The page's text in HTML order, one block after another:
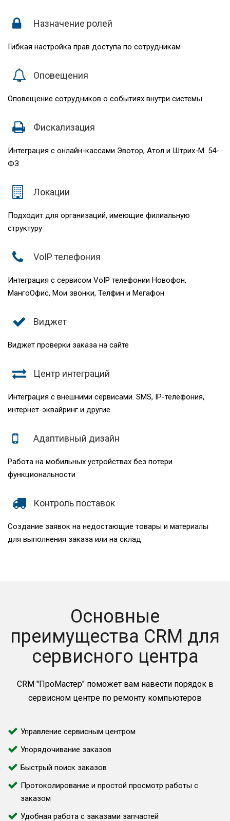
Назначение ролей
Гибкая настройка прав доступа по сотрудникам
Оповещения
Оповещение сотрудников о событиях внутри системы.
Фискализация
Интеграция с онлайн-кассами Эвотор, Атол и Штрих-М. 54-
ФЗ
Локации
Подходит для организаций, имеющие филиальную
структуру
VoIP телефония
Интеграция с сервисом VoIP телефонии Новофон,
МангоОфис, Мои звонки, Телфин и Мегафон
Виджет
Виджет проверки заказа на сайте
Центр интеграций
Интеграция с внешними сервисами. SMS, IP-телефония,
интернет-эквайринг и другие
Адаптивный дизайн
Работа на мобильных устройствах без потери
функциональности
Контроль поставок
Создание заявок на недостающие товары и материалы
для выполнения заказа или на склад
Основные
преимущества CRM для
сервисного центра
CRM "ПроМастер" поможет вам навести порядок в
сервисном центре по ремонту компьютеров
Управление сервисным центром
Упорядочивание заказов
Быстрый поиск заказов
Протоколирование и простой просмотр работы с
заказом
Удобная работа с заказами запчастей